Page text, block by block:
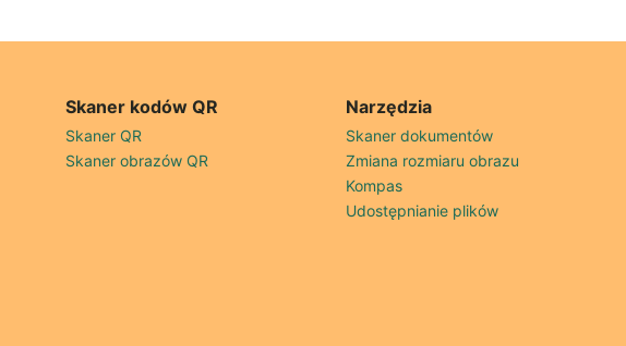
Skaner kodów QR
Skaner QR
Skaner obrazów QR
Narzędzia
Skaner dokumentów
Zmiana rozmiaru obrazu
Kompas
Udostępnianie plików